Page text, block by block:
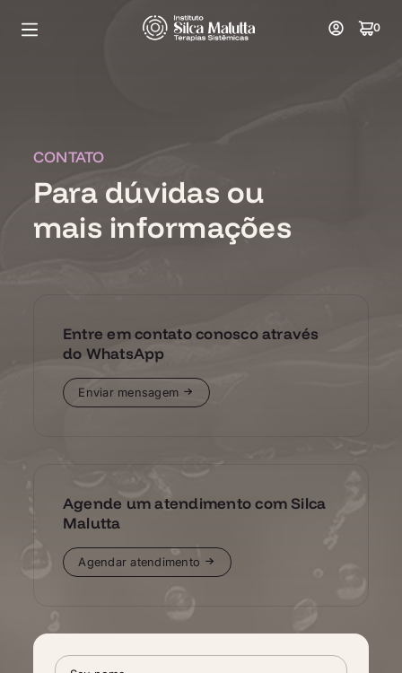
0
CONTATO
Para dúvidas ou
mais informações
Entre em contato conosco através
do WhatsApp
Enviar mensagem
Agende um atendimento com Silca
Malutta
Agendar atendimento